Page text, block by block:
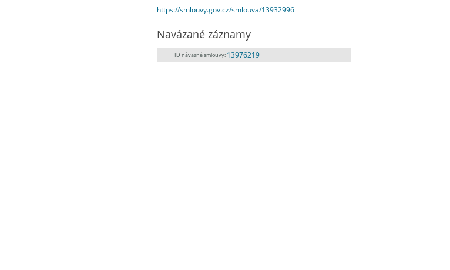
https://smlouvy.gov.cz/smlouva/13932996
Navázané záznamy
ID návazné smlouvy: 13976219